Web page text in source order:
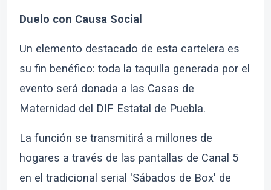
Duelo con Causa Social
Un elemento destacado de esta cartelera es
su fin benéfico: toda la taquilla generada por el
evento será donada a las Casas de
Maternidad del DIF Estatal de Puebla.
La función se transmitirá a millones de
hogares a través de las pantallas de Canal 5
en el tradicional serial 'Sábados de Box' de